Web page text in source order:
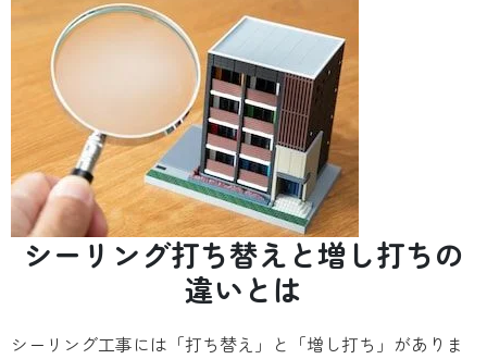
シーリング打ち替えと増し打ちの
違いとは
シーリング工事には「打ち替え」と「増し打ち」がありま